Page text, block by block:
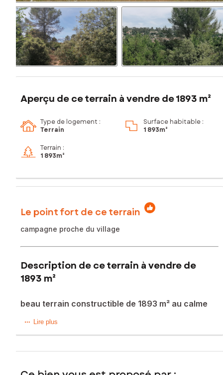
Aperçu de ce terrain à vendre de 1893 m²
Type de logement :
Terrain
Surface habitable :
1 893m²
Terrain :
1 893m²
Le point fort de ce terrain
campagne proche du village
Description de ce terrain à vendre de
1893 m²
beau terrain constructible de 1893 m² au calme
Dans un secteur campagne résidentiel, au calme, venez
Il se situe à proximité du village de Camps La Source ainsi
axes routiers avec Brignoles à 5 minutes.
Lire plus